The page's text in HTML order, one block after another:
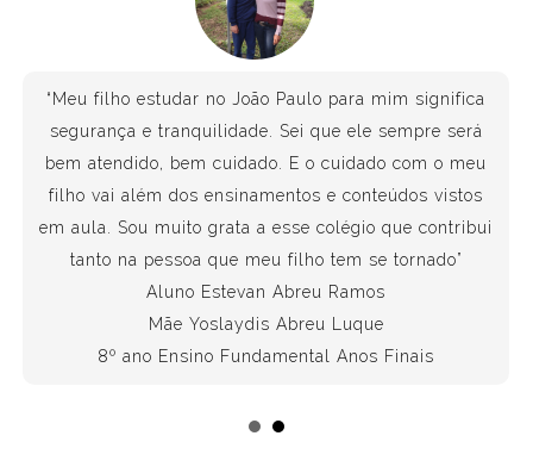
“O que buscamos para os nossos filhos, encontramos
aqui. As nossas expectativas se comprovaram: a
reconhecida qualidade, o método de ensino, o vínculo
dos professores com os alunos, a estrutura, o
acolhimento e o constante suporte pedagógico
oferecido pela escola são excelentes.
A relação que a instituição (direção, administração,
professores, colaboradores…) mantém com os pais,
cordial, atenciosa, focada no respeito e diálogo,
que se passa na escola é o grande diferencial.